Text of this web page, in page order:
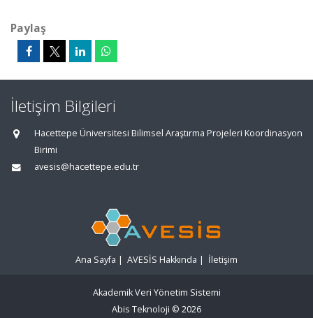
Paylaş
İletişim Bilgileri
Hacettepe Üniversitesi Bilimsel Araştırma Projeleri Koordinasyon
Birimi
avesis@hacettepe.edu.tr
Ana Sayfa | AVESİS Hakkında | İletişim
Akademik Veri Yönetim Sistemi
Abis Teknoloji © 2026